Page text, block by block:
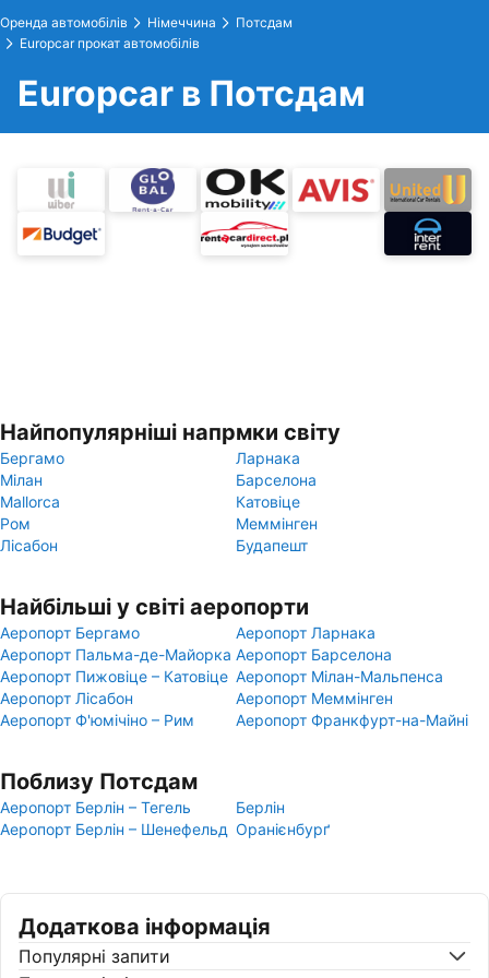
Оренда автомобілів Німеччина
Потсдам
Europcar прокат автомобілів
Europcar в Потсдам
Найпопулярніші напрмки світу
Бергамо
Ларнака
Мілан
Барселона
Mallorca
Катовіце
Ром
Меммінген
Лісабон
Будапешт
Найбільші у світі аеропорти
Аеропорт Бергамо
Аеропорт Ларнака
Аеропорт Пальма-де-Майорка Аеропорт Барселона
Аеропорт Пижовіце – Катовіце Аеропорт Мілан-Мальпенса
Аеропорт Лісабон
Аеропорт Меммінген
Аеропорт Ф'юмічіно – Рим
Аеропорт Франкфурт-на-Майні
Поблизу Потсдам
Аеропорт Берлін – Тегель
Берлін
Аеропорт Берлін – Шенефельд Оранієнбурґ
Додаткова інформація
Популярні запити